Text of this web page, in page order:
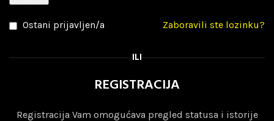
Zaboravili ste lozinku?
Ostani prijavljen/a
ILI
REGISTRACIJA
Registracija Vam omogućava pregled statusa i istorije